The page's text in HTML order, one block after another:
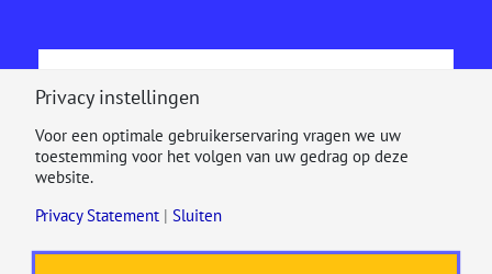
Privacy instellingen
Voor een optimale gebruikerservaring vragen we uw
toestemming voor het volgen van uw gedrag op deze
website.
Privacy Statement | Sluiten